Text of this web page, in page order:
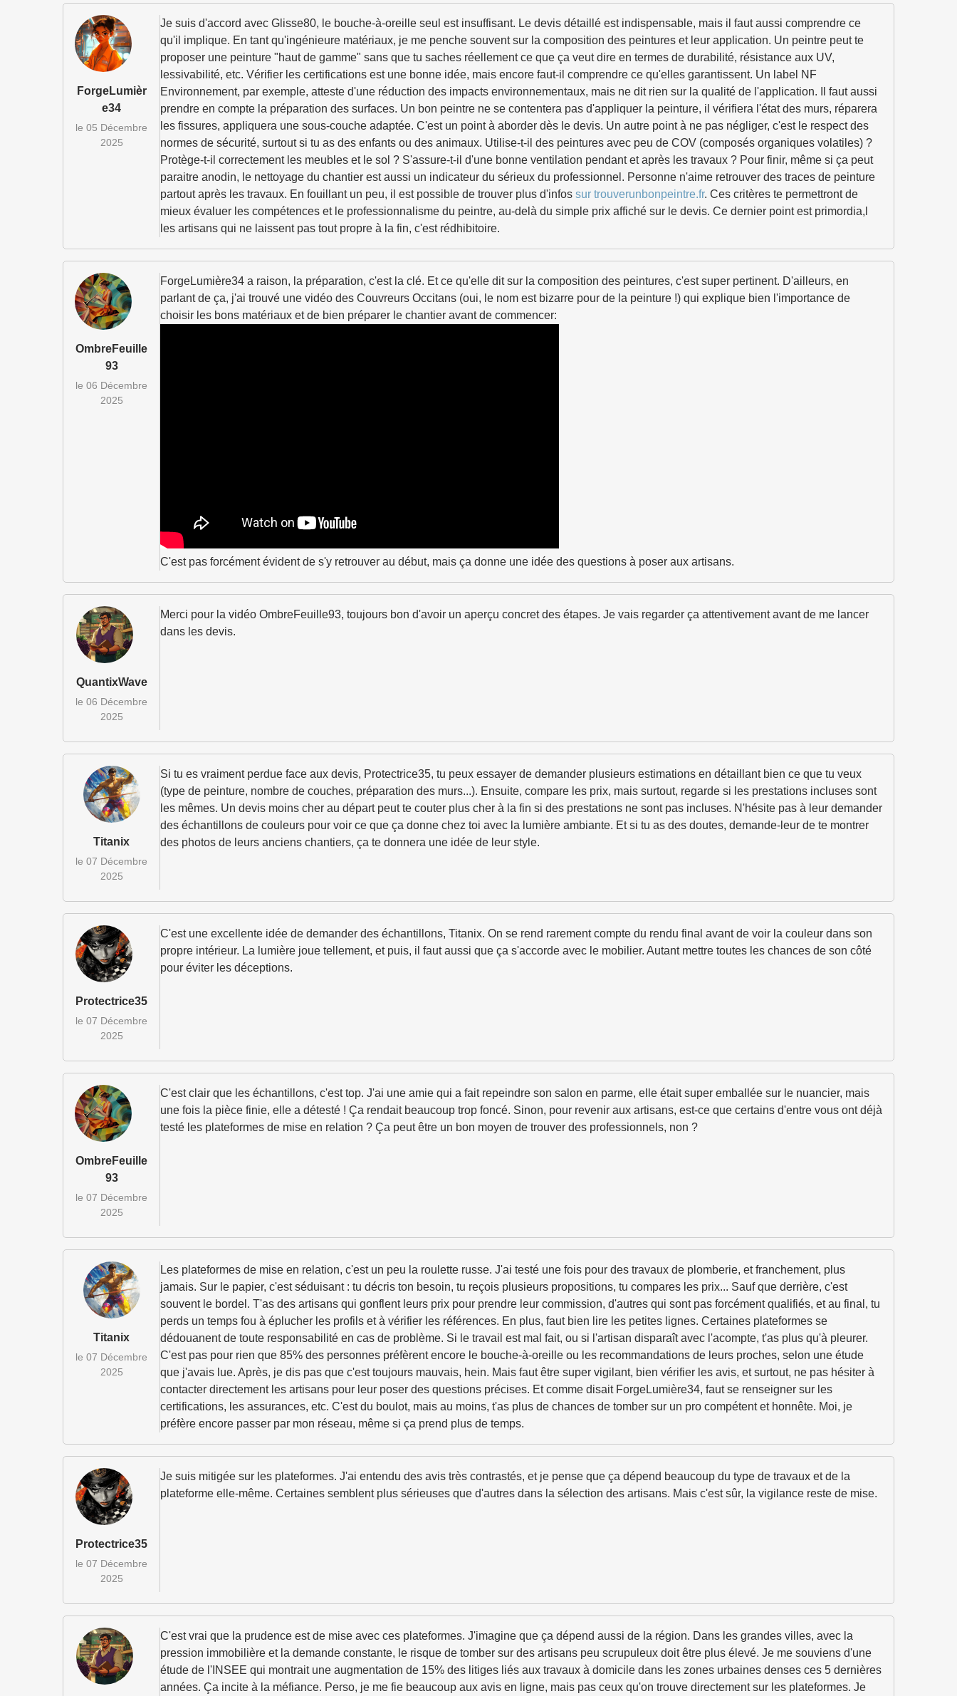
ForgeLumièr
e34
le 05 Décembre
2025
Je suis d'accord avec Glisse80, le bouche-à-oreille seul est insuffisant. Le devis détaillé est indispensable, mais il faut aussi comprendre ce
qu'il implique. En tant qu'ingénieure matériaux, je me penche souvent sur la composition des peintures et leur application. Un peintre peut te
proposer une peinture "haut de gamme" sans que tu saches réellement ce que ça veut dire en termes de durabilité, résistance aux UV,
lessivabilité, etc. Vérifier les certifications est une bonne idée, mais encore faut-il comprendre ce qu'elles garantissent. Un label NF
Environnement, par exemple, atteste d'une réduction des impacts environnementaux, mais ne dit rien sur la qualité de l'application. Il faut aussi
prendre en compte la préparation des surfaces. Un bon peintre ne se contentera pas d'appliquer la peinture, il vérifiera l'état des murs, réparera
les fissures, appliquera une sous-couche adaptée. C'est un point à aborder dès le devis. Un autre point à ne pas négliger, c'est le respect des
normes de sécurité, surtout si tu as des enfants ou des animaux. Utilise-t-il des peintures avec peu de COV (composés organiques volatiles) ?
Protège-t-il correctement les meubles et le sol ? S'assure-t-il d'une bonne ventilation pendant et après les travaux ? Pour finir, même si ça peut
paraitre anodin, le nettoyage du chantier est aussi un indicateur du sérieux du professionnel. Personne n'aime retrouver des traces de peinture
partout après les travaux. En fouillant un peu, il est possible de trouver plus d'infos sur trouverunbonpeintre.fr. Ces critères te permettront de
mieux évaluer les compétences et le professionnalisme du peintre, au-delà du simple prix affiché sur le devis. Ce dernier point est primordia,l
les artisans qui ne laissent pas tout propre à la fin, c'est rédhibitoire.
OmbreFeuille
93
le 06 Décembre
2025
ForgeLumière34 a raison, la préparation, c'est la clé. Et ce qu'elle dit sur la composition des peintures, c'est super pertinent. D'ailleurs, en
parlant de ça, j'ai trouvé une vidéo des Couvreurs Occitans (oui, le nom est bizarre pour de la peinture !) qui explique bien l'importance de
choisir les bons matériaux et de bien préparer le chantier avant de commencer:
C'est pas forcément évident de s'y retrouver au début, mais ça donne une idée des questions à poser aux artisans.
QuantixWave
le 06 Décembre
2025
Merci pour la vidéo OmbreFeuille93, toujours bon d'avoir un aperçu concret des étapes. Je vais regarder ça attentivement avant de me lancer
dans les devis.
Titanix
le 07 Décembre
2025
Si tu es vraiment perdue face aux devis, Protectrice35, tu peux essayer de demander plusieurs estimations en détaillant bien ce que tu veux
(type de peinture, nombre de couches, préparation des murs...). Ensuite, compare les prix, mais surtout, regarde si les prestations incluses sont
les mêmes. Un devis moins cher au départ peut te couter plus cher à la fin si des prestations ne sont pas incluses. N'hésite pas à leur demander
des échantillons de couleurs pour voir ce que ça donne chez toi avec la lumière ambiante. Et si tu as des doutes, demande-leur de te montrer
des photos de leurs anciens chantiers, ça te donnera une idée de leur style.
Protectrice35
le 07 Décembre
2025
C'est une excellente idée de demander des échantillons, Titanix. On se rend rarement compte du rendu final avant de voir la couleur dans son
propre intérieur. La lumière joue tellement, et puis, il faut aussi que ça s'accorde avec le mobilier. Autant mettre toutes les chances de son côté
pour éviter les déceptions.
OmbreFeuille
93
le 07 Décembre
2025
C'est clair que les échantillons, c'est top. J'ai une amie qui a fait repeindre son salon en parme, elle était super emballée sur le nuancier, mais
une fois la pièce finie, elle a détesté ! Ça rendait beaucoup trop foncé. Sinon, pour revenir aux artisans, est-ce que certains d'entre vous ont déjà
testé les plateformes de mise en relation ? Ça peut être un bon moyen de trouver des professionnels, non ?
Titanix
le 07 Décembre
2025
Les plateformes de mise en relation, c'est un peu la roulette russe. J'ai testé une fois pour des travaux de plomberie, et franchement, plus
jamais. Sur le papier, c'est séduisant : tu décris ton besoin, tu reçois plusieurs propositions, tu compares les prix... Sauf que derrière, c'est
souvent le bordel. T'as des artisans qui gonflent leurs prix pour prendre leur commission, d'autres qui sont pas forcément qualifiés, et au final, tu
perds un temps fou à éplucher les profils et à vérifier les références. En plus, faut bien lire les petites lignes. Certaines plateformes se
dédouanent de toute responsabilité en cas de problème. Si le travail est mal fait, ou si l'artisan disparaît avec l'acompte, t'as plus qu'à pleurer.
C'est pas pour rien que 85% des personnes préfèrent encore le bouche-à-oreille ou les recommandations de leurs proches, selon une étude
que j'avais lue. Après, je dis pas que c'est toujours mauvais, hein. Mais faut être super vigilant, bien vérifier les avis, et surtout, ne pas hésiter à
contacter directement les artisans pour leur poser des questions précises. Et comme disait ForgeLumière34, faut se renseigner sur les
certifications, les assurances, etc. C'est du boulot, mais au moins, t'as plus de chances de tomber sur un pro compétent et honnête. Moi, je
préfère encore passer par mon réseau, même si ça prend plus de temps.
Protectrice35
le 07 Décembre
2025
Je suis mitigée sur les plateformes. J'ai entendu des avis très contrastés, et je pense que ça dépend beaucoup du type de travaux et de la
plateforme elle-même. Certaines semblent plus sérieuses que d'autres dans la sélection des artisans. Mais c'est sûr, la vigilance reste de mise.
C'est vrai que la prudence est de mise avec ces plateformes. J'imagine que ça dépend aussi de la région. Dans les grandes villes, avec la
pression immobilière et la demande constante, le risque de tomber sur des artisans peu scrupuleux doit être plus élevé. Je me souviens d'une
étude de l'INSEE qui montrait une augmentation de 15% des litiges liés aux travaux à domicile dans les zones urbaines denses ces 5 dernières
années. Ça incite à la méfiance. Perso, je me fie beaucoup aux avis en ligne, mais pas ceux qu'on trouve directement sur les plateformes. Je